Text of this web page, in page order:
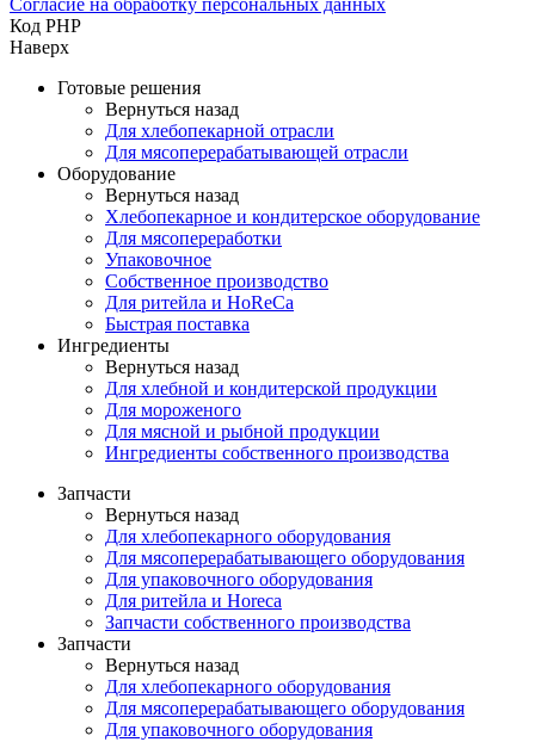
Согласие на обработку персональных данных
Код PHP
Наверх
Готовые решения
Вернуться назад
Для хлебопекарной отрасли
Для мясоперерабатывающей отрасли
Оборудование
Вернуться назад
Хлебопекарное и кондитерское оборудование
Для мясопереработки
Упаковочное
Собственное производство
Для ритейла и HoReCa
Быстрая поставка
Ингредиенты
Вернуться назад
Для хлебной и кондитерской продукции
Для мороженого
Для мясной и рыбной продукции
Ингредиенты собственного производства
Запчасти
Вернуться назад
Для хлебопекарного оборудования
Для мясоперерабатывающего оборудования
Для упаковочного оборудования
Для ритейла и Horeca
Запчасти собственного производства
Запчасти
Вернуться назад
Для хлебопекарного оборудования
Для мясоперерабатывающего оборудования
Для упаковочного оборудования